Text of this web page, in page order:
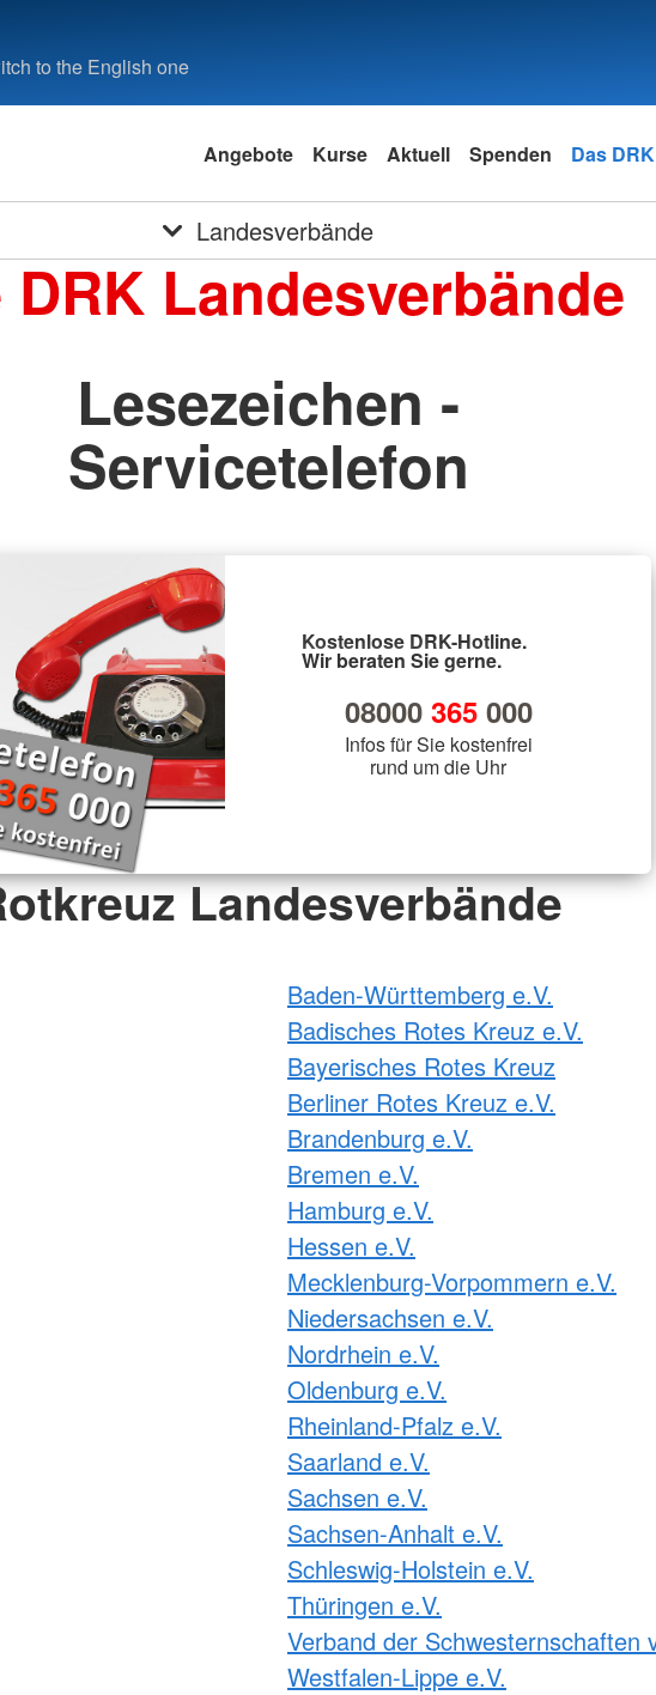
to the English one
Angebote Kurse Aktuell Spenden Das DRK
Landesverbände
DRK Landesverbände
Lesezeichen -
Servicetelefon
Kostenlose DRK-Hotline.
Wir beraten Sie gerne.
08000 365000
Infos für Sie kostenfrei
rund um die Uhr
Landesverbände
Baden-Württemberg e.V.
Badisches Rotes Kreuz e.V.
Bayerisches Rotes Kreuz
Berliner Rotes Kreuz e.V.
Brandenburg e.V.
Bremen e.V.
Hamburg e.V.
Hessen e.V.
Mecklenburg-Vorpommern e.V.
Niedersachsen e.V.
Nordrhein e.V.
Oldenburg e.V.
Rheinland-Pfalz e.V.
Saarland e.V.
Sachsen e.V.
Sachsen-Anhalt e.V.
Schleswig-Holstein e.V.
Thüringen e.V.
Verband der Schwesternschaften
Westfalen-Lippe e.V.